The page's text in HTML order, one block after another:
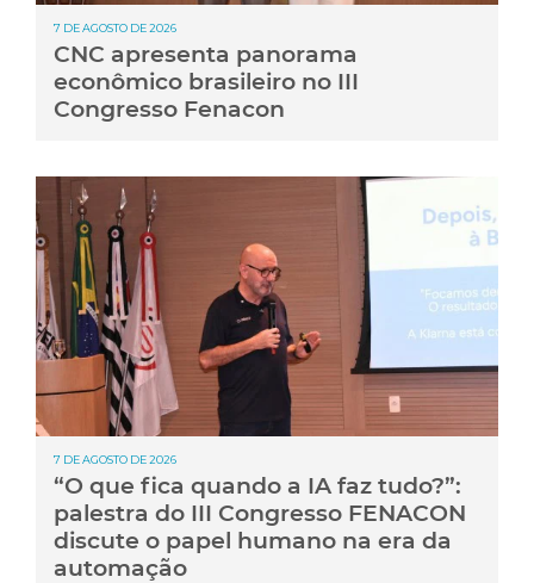
7 DE AGOSTO DE 2026
CNC apresenta panorama
econômico brasileiro no III
Congresso Fenacon
7 DE AGOSTO DE 2026
“O que fica quando a IA faz tudo?”:
palestra do III Congresso FENACON
discute o papel humano na era da
automação